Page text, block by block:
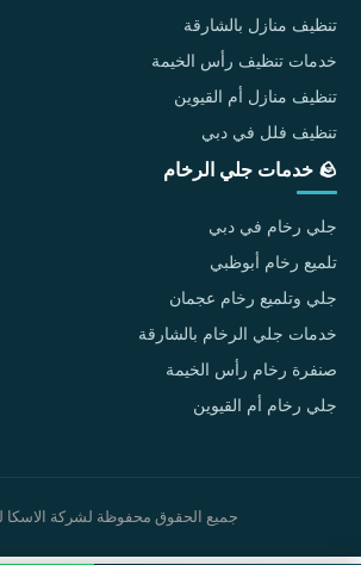
تنظيف منازل بالشارقة
خدمات تنظيف رأس الخيمة
تنظيف منازل أم القيوين
تنظيف فلل في دبي
🪨 خدمات جلي الرخام
جلي رخام في دبي
تلميع رخام أبوظبي
جلي وتلميع رخام عجمان
خدمات جلي الرخام بالشارقة
صنفرة رخام رأس الخيمة
جلي رخام أم القيوين
جميع الحقوق محفوظة لشركة الاسكا